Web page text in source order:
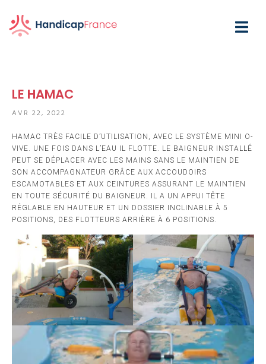
LE HAMAC
AVR 22, 2022
HAMAC TRÈS FACILE D’UTILISATION, AVEC LE SYSTÈME MINI O-
VIVE. UNE FOIS DANS L’EAU IL FLOTTE. LE BAIGNEUR INSTALLÉ
PEUT SE DÉPLACER AVEC LES MAINS SANS LE MAINTIEN DE
SON ACCOMPAGNATEUR GRÂCE AUX ACCOUDOIRS
ESCAMOTABLES ET AUX CEINTURES ASSURANT LE MAINTIEN
EN TOUTE SÉCURITÉ DU BAIGNEUR. IL A UN APPUI TÊTE
RÉGLABLE EN HAUTEUR ET UN DOSSIER INCLINABLE À 5
POSITIONS, DES FLOTTEURS ARRIÈRE À 6 POSITIONS.